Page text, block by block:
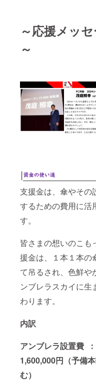
～応援メッ
～
支援金は、傘やその
するための費用に活
す。
皆さまの想いのこも
援金は、１本１本の
て吊るされ、色鮮や
ンブレラスカイに生
わります。
内訳
アンブレラ設置費
：
1,600,000円（予備
む）